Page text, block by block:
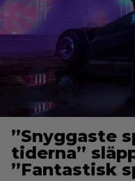
”Snyggaste
tiderna”
”Fantastisk